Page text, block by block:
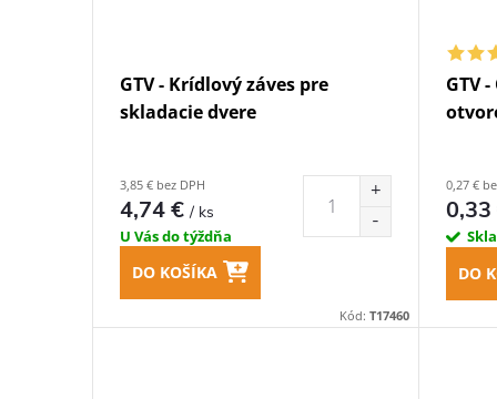
GTV - Krídlový záves pre
skladacie dvere
3,85 € bez DPH
4,74 €/ ks
U Vás do týždňa
DO KOŠÍKA
Kód:T17460
GTV
0,27 €
DO